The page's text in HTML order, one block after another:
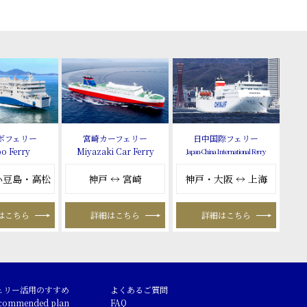
フェリー
Ferry
島・高松
こちら
宮崎カーフェリー
Miyazaki Car Ferry
神戸 ↔ 宮崎
詳細はこちら
日中国際フェリー
Japan-China International Ferry
神戸・大阪 ↔ 上海
詳細はこちら
リー活用のすすめ
plan
よくあるご質問
FAQ